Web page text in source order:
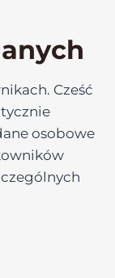
Cześć
osobowe